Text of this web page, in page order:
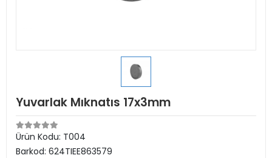
Yuvarlak Mıknatıs 17x3mm
Ürün Kodu: T004
Barkod: 624TIEE863579